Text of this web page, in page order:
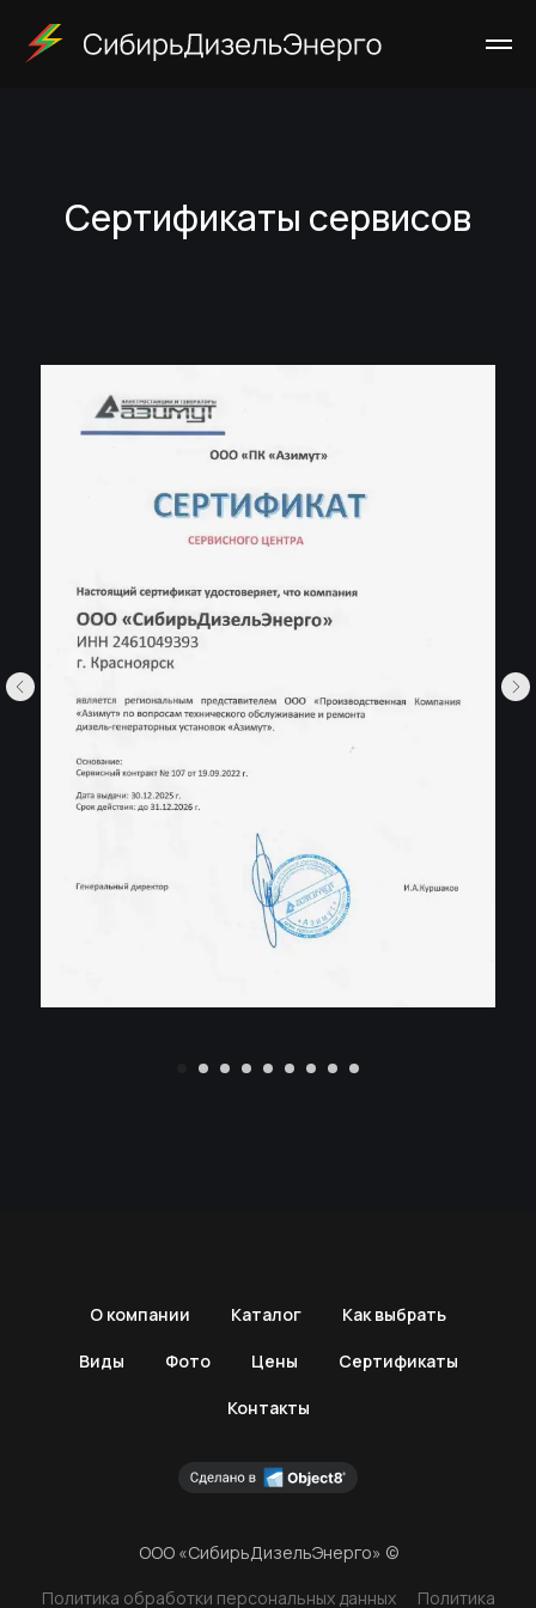
Сертификаты сервисов
О компании Каталог Как выбрать
Виды Фото Цены Сертификаты
Контакты
ООО «СибирьДизельЭнерго» ©
Политика обработки персональных данных
Политика